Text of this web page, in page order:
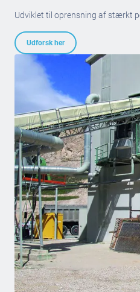
Udviklet til oprensning af stærkt
Udforsk her